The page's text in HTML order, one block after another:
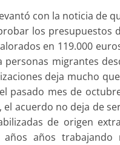
con la noticia de
los presupuestos
en 119.000
personas migrantes
deja mucho
pasado mes de
acuerdo no deja de
de origen
años trabajando